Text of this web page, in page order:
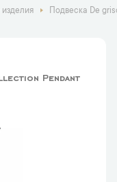
Подвеска De
Pendant